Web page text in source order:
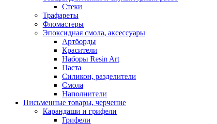
Стеки
Трафареты
Фломастеры
Эпоксидная смола, аксессуары
Артборды
Красители
Наборы Resin Art
Паста
Силикон, разделители
Смола
Наполнители
Письменные товары, черчение
Карандаши и грифели
Грифели